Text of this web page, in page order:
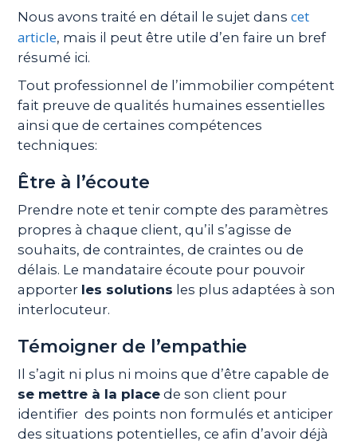
Nous avons traité en détail le sujet danscet
article, mais il peut être utile d’en faire un bref
résumé ici.
Tout professionnel de l’immobilier compétent
fait preuve de qualités humaines essentielles
ainsi que de certaines compétences
techniques:
Être à l’écoute
Prendre note et tenir compte des paramètres
propres à chaque client, qu’il s’agisse de
souhaits, de contraintes, de craintes ou de
délais. Le mandataire écoute pour pouvoir
apporter les solutions les plus adaptées à son
interlocuteur.
Témoigner de l’empathie
Il s’agit ni plus ni moins que d’être capable de
se mettre à la place de son client pour
identifier des points non formulés et anticiper
des situations potentielles, ce afin d’avoir déjà